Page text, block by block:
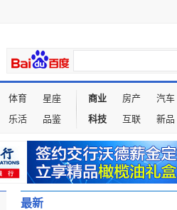
体育
星座
乐活 品鉴
商业 房产 汽车
科技
互联 新品
最新